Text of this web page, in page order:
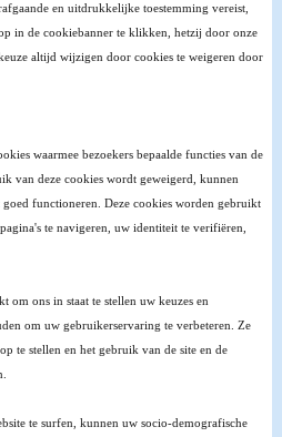
en uitdrukkelijke toestemming vereist,
in de cookiebanner te klikken, hetzij door onze
altijd wijzigen door cookies te weigeren door
waarmee bezoekers bepaalde functies van de
van deze cookies wordt geweigerd, kunnen
functioneren. Deze cookies worden gebruikt
te navigeren, uw identiteit te verifiëren,
om ons in staat te stellen uw keuzes en
om uw gebruikerservaring te verbeteren. Ze
te stellen en het gebruik van de site en de
te surfen, kunnen uw socio-demografische